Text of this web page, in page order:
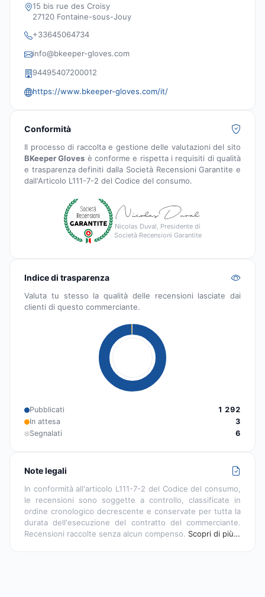
15 bis rue des Croisy
27120 Fontaine-sous-Jouy
+33645064734
info@bkeeper-gloves.com
94495407200012
https://www.bkeeper-gloves.com/it/
Conformità
Il processo di raccolta e gestione delle valutazioni del sito
BKeeper Gloves è conforme e rispetta i requisiti di qualità
e trasparenza definiti dalla Società Recensioni Garantite e
dall'Articolo L111-7-2 del Codice del consumo.
Nicolas Duval, Presidente di
Società Recensioni Garantite
Indice di trasparenza
Valuta tu stesso la qualità delle recensioni lasciate dai
clienti di questo commerciante.
Pubblicati
1 292
In attesa
3
Segnalati
6
Note legali
In conformità all'articolo L111-7-2 del Codice del consumo,
le recensioni sono soggette a controllo, classificate in
ordine cronologico decrescente e conservate per tutta la
durata dell'esecuzione del contratto del commerciante.
Recensioni raccolte senza alcun compenso. Scopri di più…